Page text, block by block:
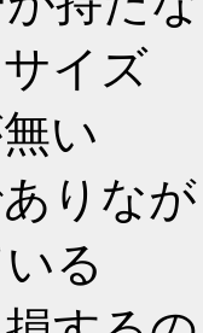
イズ
い
ありな
る